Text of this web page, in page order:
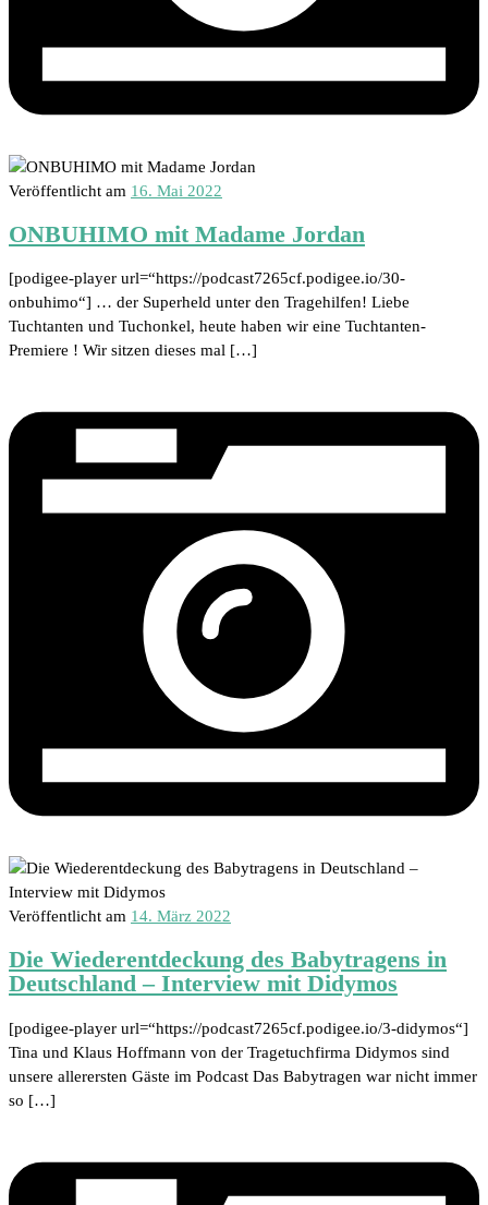
Veröffentlicht am 16. Mai 2022
ONBUHIMO mit Madame Jordan
[podigee-player url=“https://podcast7265cf.podigee.io/30-
onbuhimo“] … der Superheld unter den Tragehilfen! Liebe
Tuchtanten und Tuchonkel, heute haben wir eine Tuchtanten-
Premiere ! Wir sitzen dieses mal […]
Veröffentlicht am 14. März 2022
Die Wiederentdeckung des Babytragens in
Deutschland – Interview mit Didymos
[podigee-player url=“https://podcast7265cf.podigee.io/3-didymos“]
Tina und Klaus Hoffmann von der Tragetuchfirma Didymos sind
unsere allerersten Gäste im Podcast Das Babytragen war nicht immer
so […]